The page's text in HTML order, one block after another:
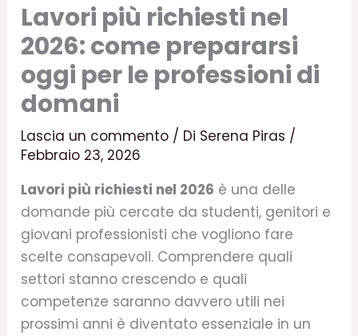
Lavori più richiesti nel
2026: come prepararsi
oggi per le professioni di
domani
Lascia un commento / Di Serena Piras /
Febbraio 23, 2026
Lavori più richiesti nel 2026 è una delle
domande più cercate da studenti, genitori e
giovani professionisti che vogliono fare
scelte consapevoli. Comprendere quali
settori stanno crescendo e quali
competenze saranno davvero utili nei
prossimi anni è diventato essenziale in un